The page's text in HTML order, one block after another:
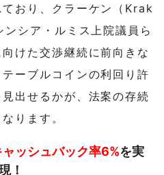
おり、クラーケン（Krak
シア・ルミス上院議員ら
けた交渉継続に前向きな
ーブルコインの利回り許
出せるかが、法案の存続
ります。
ャッシュバック率6%を実
！